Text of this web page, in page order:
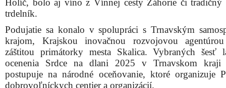
• Mladý dobrovoľník alebo dobrovoľníčka (15 až 30 rokov) –
združenie Mládež SČK v Senici. Cenu odovzdala Veronika Buc,
TTSK.
• Koordinátor/ka dobrovoľníkov/čok –Miroslava Sabová Dudášová
spoluzakladateľka komunitno-kultúrneho centra KC Priestor,
parlamentu Nová Sereď a organizátorka viacerých podujatí, kde má na
dobrovoľníkov. Cenu odovzdal Richard Čederle, člen hodnotiacej komisie